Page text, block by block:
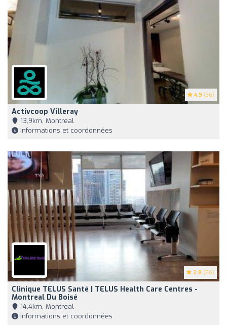
4.9 (36)
Activcoop Villeray
13,9km, Montreal
Informations et coordonnées
2.8 (56)
Clinique TELUS Santé | TELUS Health Care Centres -
Montreal Du Boisé
14,4km, Montreal
Informations et coordonnées